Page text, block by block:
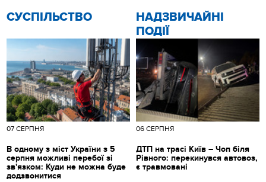
CУСПІЛЬСТВО
07 СЕРПНЯ
В одному з міст України з 5
серпня можливі перебої зі
зв'язком: Куди не можна буде
додзвонитися
НАДЗВИЧАЙНІ
ПОДІЇ
06 СЕРПНЯ
ДТП на трасі Київ – Чоп біля
Рівного: перекинувся автовоз,
є травмовані